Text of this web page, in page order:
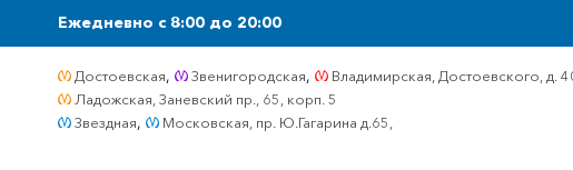
Ежедневно c 8:00 до 20:00
Достоевская, Звенигородская,
Владимирская, Достоевского, д.
Ладожская, Заневский пр., 65, корп. 5
Звездная, Московская, пр. Ю.Гагарина д.65,